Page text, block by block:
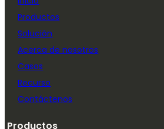
Productos
Solución
Acerca de nosotros
Casos
Recurso
Contáctenos
Productos